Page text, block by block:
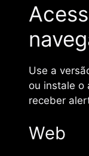
Use a
ou instale o
receber
Web